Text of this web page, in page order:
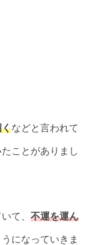
くなどと言われて
ことがありまし
て、 不運を運ん
になっていきま